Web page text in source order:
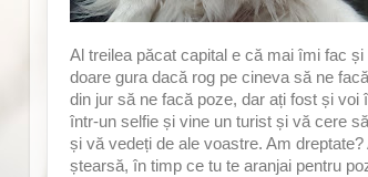
Al treilea păcat capital e că mai îmi fac
doare gura dacă rog pe cineva să ne
din jur să ne facă poze, dar ați fost și voi
într-un selfie și vine un turist și vă cere
și vă vedeți de ale voastre. Am
ștearsă, în timp ce tu te aranjai pentru